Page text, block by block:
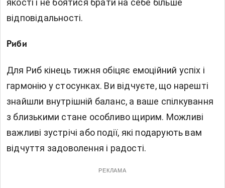
якості і не боятися брати на себе більше
відповідальності.
Риби
Для Риб кінець тижня обіцяє емоційний успіх і
гармонію у стосунках. Ви відчуєте, що нарешті
знайшли внутрішній баланс, а ваше спілкування
з близькими стане особливо щирим. Можливі
важливі зустрічі або події, які подарують вам
відчуття задоволення і радості.
РЕКЛАМА